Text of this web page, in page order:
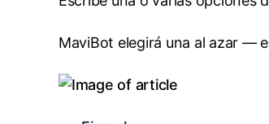
MaviBot elegirá una al azar —